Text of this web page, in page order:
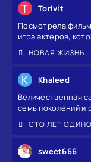
T Torivit
Посмотрела
игра актеров,
НОВАЯ ЖИЗНЬ
K Khaleed
Величественная
семь поколений и
СТО ЛЕТ
sweet666